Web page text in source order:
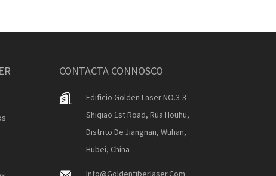
CONTACTA CONNOSCO
Edificio Golden Laser NO.3-3
Shiqiao 1st Road, Rúa Houhu,
Distrito De Jiangnan, Wuhan,
Hubei, China
Info@goldenfiberlaser.com